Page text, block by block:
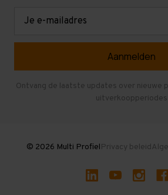
Gebruikte entresolvloeren
Ontvang de laatste updates over nieuwe
uitverkoopperiodes
© 2026 Multi ProfielPrivacy beleid